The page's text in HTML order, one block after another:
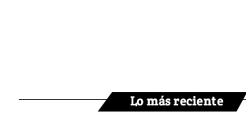
Lo más reciente